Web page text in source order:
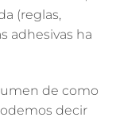
(reglas,
adhesivas ha
de como
decir